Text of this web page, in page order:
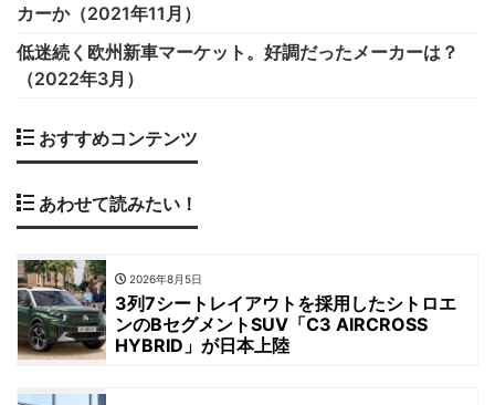
カーか（2021年11月）
低迷続く欧州新車マーケット。好調だったメーカーは？
（2022年3月）
おすすめコンテンツ
あわせて読みたい！
2026年8月5日
3列7シートレイアウトを採用したシトロエ
ンのBセグメントSUV「C3 AIRCROSS
HYBRID」が日本上陸